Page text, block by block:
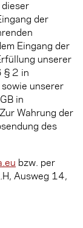
der
Eingang der
unserer
§ 2 in
unserer
in
Wahrung der
des
bzw. per
Ausweg 14,